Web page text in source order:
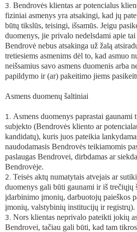
Bendrovės klientas ar potencialus
fiziniai asmenys yra atsakingi, kad jų
būtų tikslūs, teisingi, išsamūs. Jeigu
duomenys, jie privalo nedelsdami apie
Bendrovė nebus atsakinga už žalą
tretiesiems asmenims dėl to, kad asmuo
neišsamius savo asmens duomenis arba
papildymo ir (ar) pakeitimo jiems
Asmens duomenų šaltiniai
Asmens duomenys paprastai gaunami
subjekto (Bendrovės kliento ar
kandidatų), kuris juos pateikia
naudodamasis Bendrovės teikiamomis
paslaugas Bendrovei, dirbdamas ar
Bendrovėje.
Teisės aktų numatytais atvejais ar
duomenys gali būti gaunami ir iš trečiųjų
įdarbinimo įmonių, darbuotojų paieškos
įmonių, valstybinių institucijų ir registrų).
Nors klientas neprivalo pateikti jokių
Bendrovei, tačiau gali būti, kad tam